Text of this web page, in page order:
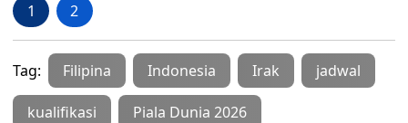
1 2
Tag: Filipina Indonesia Irak jadwal
kualifikasi Piala Dunia 2026